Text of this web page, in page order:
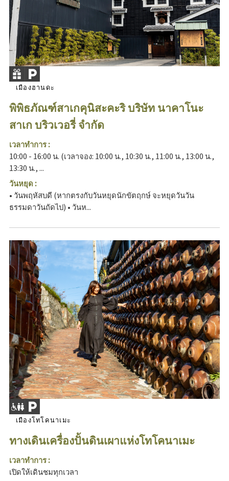
เมืองฮานดะ
พิพิธภัณฑ์สาเกคุนิสะคะริ บริษัท นาคาโนะ
สาเก บริวเวอรี่ จำกัด
เวลาทำการ :
10:00 - 16:00 น. (เวลาจอง: 10:00 น., 10:30 น., 11:00 น., 13:00 น.,
13:30 น., ...
วันหยุด :
• วันพฤหัสบดี (หากตรงกับวันหยุดนักขัตฤกษ์ จะหยุดวันวัน
ธรรมดาวันถัดไป) • วันห...
เมืองโทโคนาเมะ
ทางเดินเครื่องปั้นดินเผาแห่งโทโคนาเมะ
เวลาทำการ :
เปิดให้เดินชมทุกเวลา